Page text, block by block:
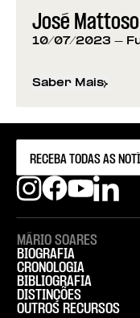
José
10/07/2023 -
Saber Mais
sobre José
MÁRIO SOARES
BIOGRAFIA
CRONOLOGIA
BIBLIOGRAFIA
DISTINÇÕES
OUTROS RECURSOS